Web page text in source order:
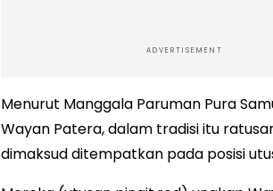
ADVERTISEMENT
Menurut Manggala Paruman Pura
Wayan Patera, dalam tradisi itu
dimaksud ditempatkan pada posisi